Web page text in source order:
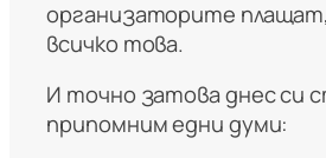
организаторите плащат,
всичко това.
И точно затова днес си
припомним едни думи: